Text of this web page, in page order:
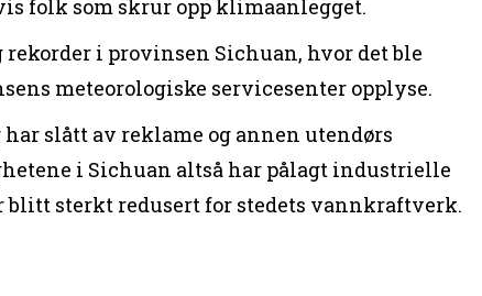
folk som skrur opp klimaanlegget.
i provinsen Sichuan, hvor det ble
meteorologiske servicesenter opplyse.
slått av reklame og annen utendørs
i Sichuan altså har pålagt industrielle
sterkt redusert for stedets vannkraftverk.